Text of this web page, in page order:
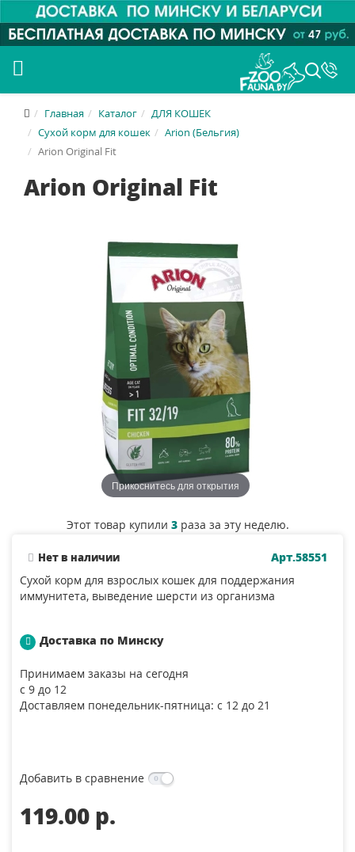
Главная Каталог
ДЛЯ КОШЕК
Сухой корм для кошек
Arion (Бельгия)
Arion Original Fit
Arion Original Fit
Прикоснитесь для открытия
Этот товар купили 3раза за эту неделю.
Нет в наличии
Арт.58551
Сухой корм для взрослых кошек для поддержания
иммунитета, выведение шерсти из организма
Доставка по Минску
Принимаем заказы на сегодня
с 9 до 12
Доставляем понедельник-пятница: с 12 до 21
Добавить в сравнение
119.00 p.